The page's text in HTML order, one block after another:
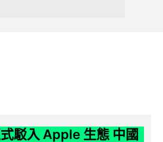
駁入 Apple 生態 中國